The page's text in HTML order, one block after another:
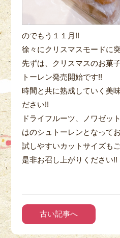
のでもう１１月!!
徐々にクリスマスモードに
先ずは、クリスマスのお菓
トーレン発売開始です!!
時間と共に熟成していく美
ださい!!
ドライフルーツ、ノワゼッ
はのシュトーレンとなって
試しやすいカットサイズも
是非お召し上がりください!!
古い記事へ